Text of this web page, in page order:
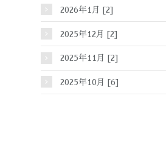
2026年1月 [2]
2025年12月 [2]
2025年11月 [2]
2025年10月 [6]